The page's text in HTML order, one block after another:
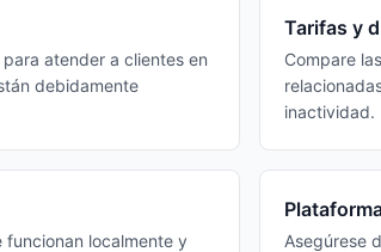
atender a clientes en
debidamente
Tarifas y
Compare
inactividad.
localmente y
Asegúrese